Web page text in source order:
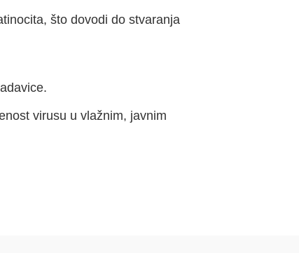
što dovodi do stvaranja
virusu u vlažnim, javnim